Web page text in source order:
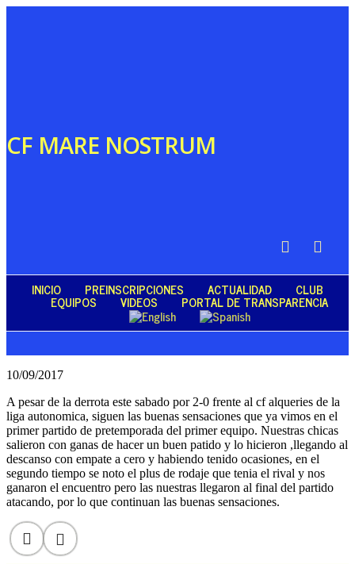
CF MARE NOSTRUM
INICIO PREINSCRIPCIONES ACTUALIDAD CLUB
EQUIPOS VIDEOS PORTAL DE TRANSPARENCIA
10/09/2017
A pesar de la derrota este sabado por 2-0 frente al cf alqueries de la
liga autonomica, siguen las buenas sensaciones que ya vimos en el
primer partido de pretemporada del primer equipo. Nuestras chicas
salieron con ganas de hacer un buen patido y lo hicieron ,llegando al
descanso con empate a cero y habiendo tenido ocasiones, en el
segundo tiempo se noto el plus de rodaje que tenia el rival y nos
ganaron el encuentro pero las nuestras llegaron al final del partido
atacando, por lo que continuan las buenas sensaciones.